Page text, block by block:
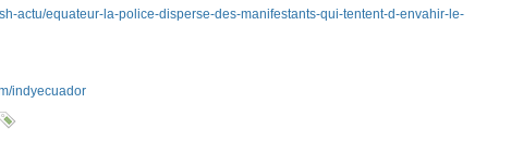
actu/equateur-la-police-disperse-des-manifestants-qui-tentent-d-envahir-le-
indyecuador